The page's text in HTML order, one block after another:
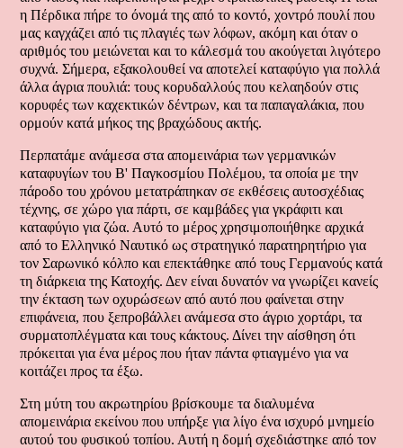
η Πέρδικα πήρε το όνομά της από το κοντό, χοντρό πουλί που
μας καγχάζει από τις πλαγιές των λόφων, ακόμη και όταν ο
αριθμός του μειώνεται και το κάλεσμά του ακούγεται λιγότερο
συχνά. Σήμερα, εξακολουθεί να αποτελεί καταφύγιο για πολλά
άλλα άγρια πουλιά: τους κορυδαλλούς που κελαηδούν στις
κορυφές των καχεκτικών δέντρων, και τα παπαγαλάκια, που
ορμούν κατά μήκος της βραχώδους ακτής.
Περπατάμε ανάμεσα στα απομεινάρια των γερμανικών
καταφυγίων του Β' Παγκοσμίου Πολέμου, τα οποία με την
πάροδο του χρόνου μετατράπηκαν σε εκθέσεις αυτοσχέδιας
τέχνης, σε χώρο για πάρτι, σε καμβάδες για γκράφιτι και
καταφύγιο για ζώα. Αυτό το μέρος χρησιμοποιήθηκε αρχικά
από το Ελληνικό Ναυτικό ως στρατηγικό παρατηρητήριο για
τον Σαρωνικό κόλπο και επεκτάθηκε από τους Γερμανούς κατά
τη διάρκεια της Κατοχής. Δεν είναι δυνατόν να γνωρίζει κανείς
την έκταση των οχυρώσεων από αυτό που φαίνεται στην
επιφάνεια, που ξεπροβάλλει ανάμεσα στο άγριο χορτάρι, τα
συρματοπλέγματα και τους κάκτους. Δίνει την αίσθηση ότι
πρόκειται για ένα μέρος που ήταν πάντα φτιαγμένο για να
κοιτάζει προς τα έξω.
Στη μύτη του ακρωτηρίου βρίσκουμε τα διαλυμένα
απομεινάρια εκείνου που υπήρξε για λίγο ένα ισχυρό μνημείο
αυτού του φυσικού τοπίου. Αυτή η δομή σχεδιάστηκε από τον